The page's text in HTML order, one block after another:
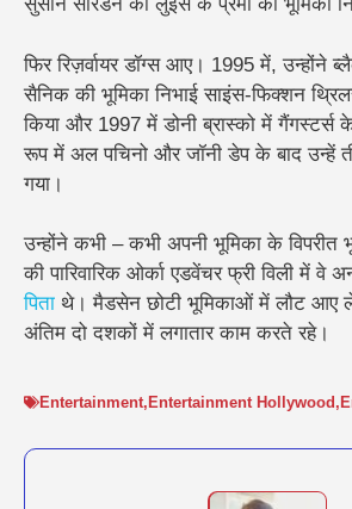
फिर रिज़र्वायर डॉग्स आए। 1995 में, उन्होंने
सैनिक की भूमिका निभाई साइंस-फिक्शन
किया और 1997 में डोनी ब्रास्को में
रूप में अल पचिनो और जॉनी डेप के बाद उन्हें
गया।
उन्होंने कभी – कभी अपनी भूमिका के विपरीत
की पारिवारिक ओर्का एडवेंचर फ्री विली में
पिता थे। मैडसेन छोटी भूमिकाओं में लौट आए
अंतिम दो दशकों में लगातार काम करते रहे।
Entertainment,Entertainment Hollywood,